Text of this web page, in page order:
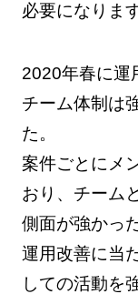
必要になります
2020年春に運
チーム体制は
た。
案件ごとにメ
おり、チーム
側面が強かっ
運用改善に当
しての活動を